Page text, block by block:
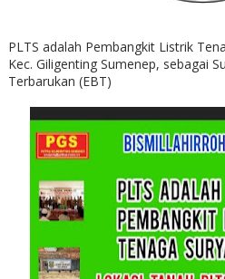
PLTS adalah Pembangkit Listrik
Kec. Giligenting Sumenep, sebagai
Terbarukan (EBT)